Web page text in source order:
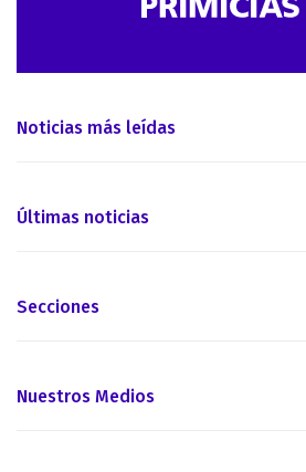
Noticias más leídas
Últimas noticias
Secciones
Nuestros Medios